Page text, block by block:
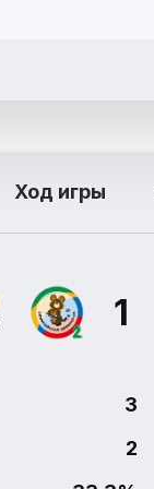
Ход игры
1
3
2